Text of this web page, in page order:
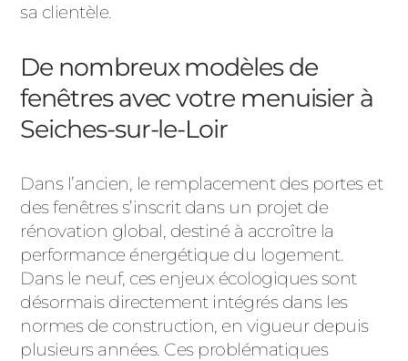
sa clientèle.
De nombreux modèles de
fenêtres avec votre menuisier à
Seiches-sur-le-Loir
Dans l’ancien, le remplacement des portes et
des fenêtres s’inscrit dans un projet de
rénovation global, destiné à accroître la
performance énergétique du logement.
Dans le neuf, ces enjeux écologiques sont
désormais directement intégrés dans les
normes de construction, en vigueur depuis
plusieurs années. Ces problématiques